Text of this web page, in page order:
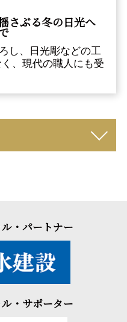
さぶる冬の日光へ
し、日光彫などの工
、現代の職人にも受
・パートナー
・サポーター